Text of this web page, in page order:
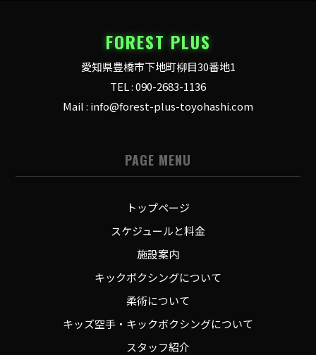
FOREST PLUS
愛知県豊橋市下地町柳目30番地1
TEL : 090-2683-1136
Mail : info@forest-plus-toyohashi.com
PAGE MENU
トップページ
スケジュールと料金
施設案内
キックボクシングについて
柔術について
キッズ空手・キックボクシングについて
スタッフ紹介